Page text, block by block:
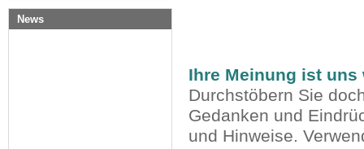
Ihre Meinung ist
Durchstöbern Sie
Gedanken und
und Hinweise.
News